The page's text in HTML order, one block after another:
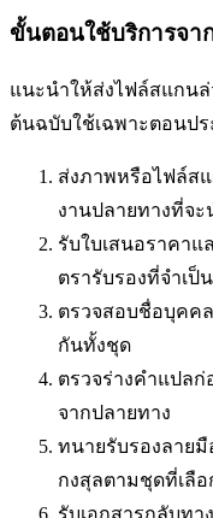
ขั้นตอนใช้บริการจา
แนะนำให้ส่งไฟล์สแกน
ต้นฉบับใช้เฉพาะตอนปร
ส่งภาพหรือไฟล์ส
งานปลายทางที่จะ
รับใบเสนอราคาแ
ตรารับรองที่จำเป็น
ตรวจสอบชื่อบุคค
กันทั้งชุด
ตรวจร่างคำแปล
จากปลายทาง
ทนายรับรองลาย
กงสุลตามชุดที่เลือ
รับเอกสารกลับท